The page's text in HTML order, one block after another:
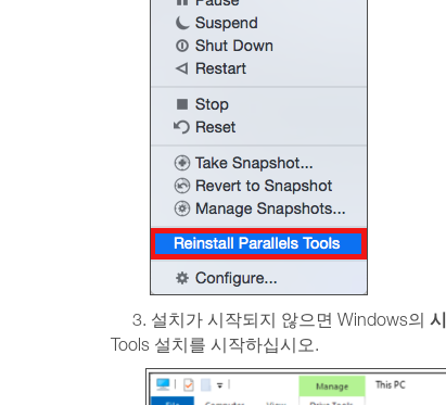
3. 설치가 시작되지 않으면 Windows의
Tools 설치를 시작하십시오.